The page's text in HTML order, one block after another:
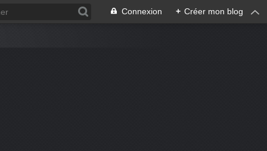
Connexion + Créer mon blog